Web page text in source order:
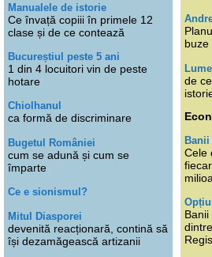
Manualele de istorie
Ce învață copiii în primele 12
clase și de ce contează
Bucureștiul peste 5 ani
1 din 4 locuitori vin de peste
hotare
Chiolhanul
ca formă de discriminare
Bugetul României
cum se adună și cum se
împarte
Ce e sionismul?
Mitul Diasporei
devenită reacționară, contină să
își dezamăgească artizanii
buze
de
Banii
Cele